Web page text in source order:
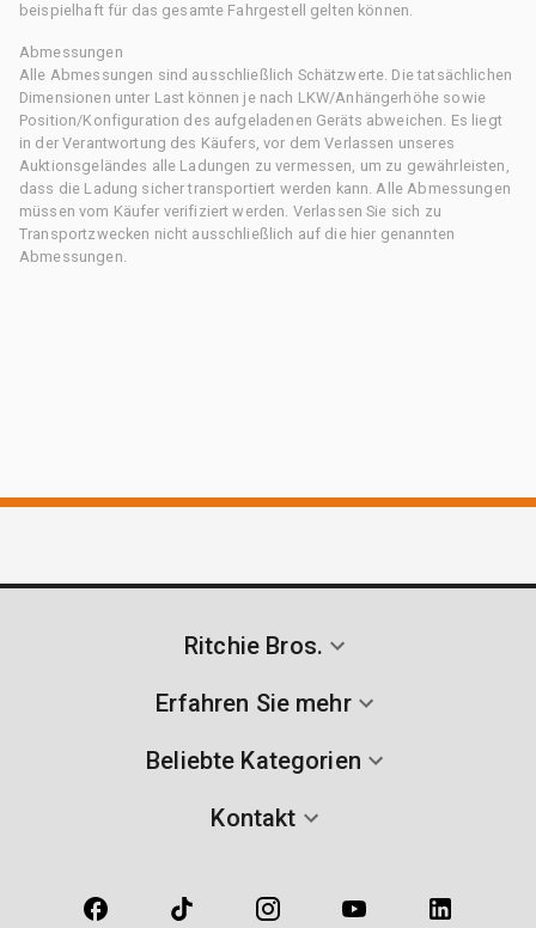
beispielhaft für das gesamte Fahrgestell gelten können.
Abmessungen
Alle Abmessungen sind ausschließlich Schätzwerte. Die tatsächlichen
Dimensionen unter Last können je nach LKW/Anhängerhöhe sowie
Position/Konfiguration des aufgeladenen Geräts abweichen. Es liegt
in der Verantwortung des Käufers, vor dem Verlassen unseres
Auktionsgeländes alle Ladungen zu vermessen, um zu gewährleisten,
dass die Ladung sicher transportiert werden kann. Alle Abmessungen
müssen vom Käufer verifiziert werden. Verlassen Sie sich zu
Transportzwecken nicht ausschließlich auf die hier genannten
Abmessungen.
Ritchie Bros.
Erfahren Sie mehr
Beliebte Kategorien
Kontakt